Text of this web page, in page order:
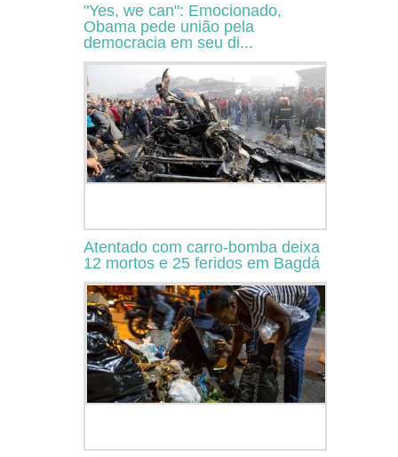
"Yes, we can": Emocionado,
Obama pede união pela
democracia em seu di...
Atentado com carro-bomba deixa
12 mortos e 25 feridos em Bagdá